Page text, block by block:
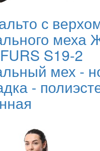
с
меха
S19-2
мех -
-